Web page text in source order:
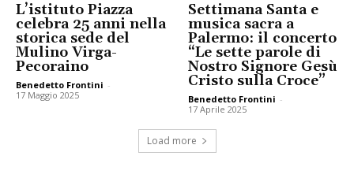
L’istituto Piazza
celebra 25 anni nella
storica sede del
Mulino Virga-
Pecoraino
Benedetto Frontini -
17 Maggio 2025
Settimana Santa e
musica sacra a
Palermo: il concerto
“Le sette parole di
Nostro Signore Gesù
Cristo sulla Croce”
Benedetto Frontini -
17 Aprile 2025
Load more